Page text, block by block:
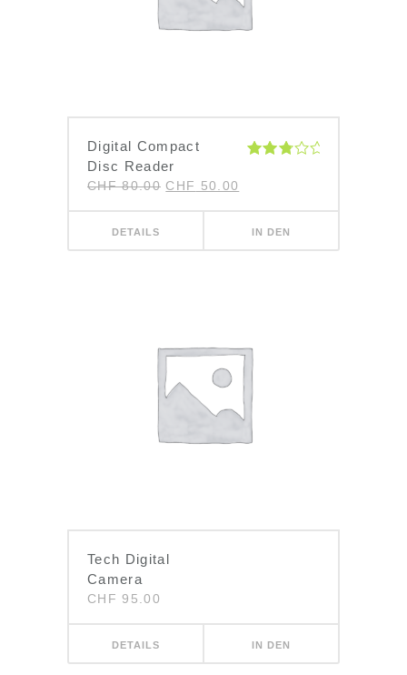
Digital Compact
Disc Reader
von 5
CHF80.00 Ursprünglicher
war:
CHF 50.00
ist:
DETAILS IN DEN
Tech Digital
Camera
CHF 95.00
DETAILS IN DEN